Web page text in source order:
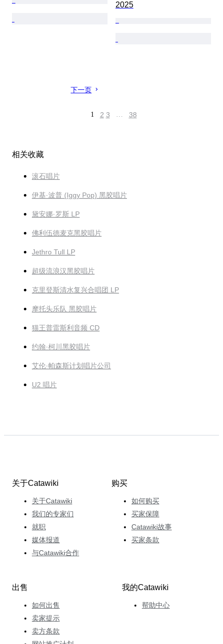
2025
下一页
1 2 3 … 38
相关收藏
滚石唱片
伊基·波普 (Iggy Pop) 黑胶唱片
黛安娜·罗斯 LP
佛利伍德麦克黑胶唱片
Jethro Tull LP
超级流浪汉黑胶唱片
克里登斯清水复兴合唱团 LP
摩托头乐队 黑胶唱片
猫王普雷斯利音频 CD
约翰·柯川黑胶唱片
艾伦·帕森斯计划唱片公司
U2 唱片
关于Catawiki
关于Catawiki
我们的专家们
就职
媒体报道
与Catawiki合作
购买
如何购买
买家保障
Catawiki故事
买家条款
出售
如何出售
卖家提示
卖方条款
我的Catawiki
帮助中心